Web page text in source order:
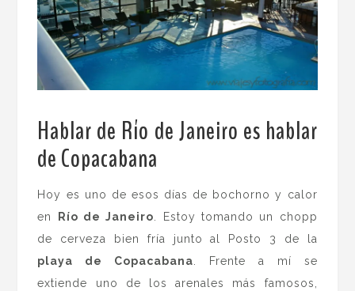
Hablar de Río de Janeiro es hablar
de Copacabana
Hoy es uno de esos días de bochorno y calor
en
Río de Janeiro. Estoy tomando un chopp
de cerveza bien fría junto al Posto 3 de la
playa de Copacabana. Frente a mí se
extiende uno de los arenales más famosos,